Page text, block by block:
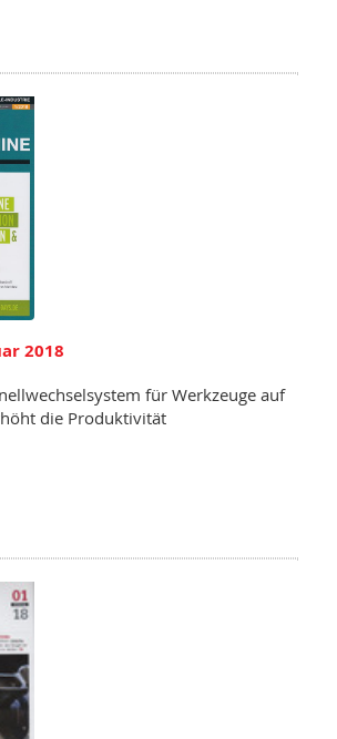
2018
für Werkzeuge auf
die Produktivität